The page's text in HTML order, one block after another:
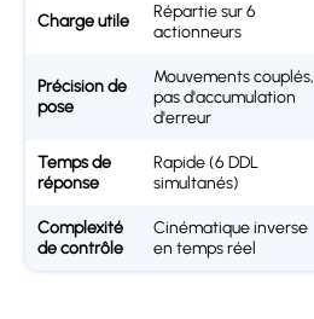
Charge utile
Répartie sur 6
actionneurs
Précision de
pose
Mouvements couplés,
pas d'accumulation
d'erreur
Temps de
réponse
Rapide (6 DDL
simultanés)
Complexité
de contrôle
Cinématique inverse
en temps réel